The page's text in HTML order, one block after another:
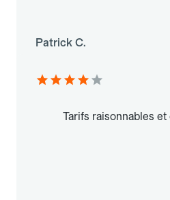
Patrick C.
Tarifs raisonnables et